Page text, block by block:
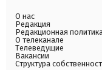
О нас
Редакция
Редакционная
О телеканале
Телеведущие
Вакансии
Структура